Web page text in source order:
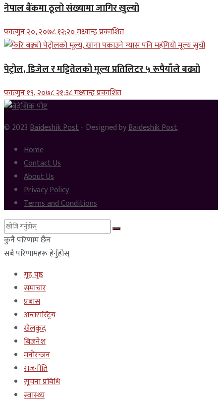
नेपाल बैंकमा ठूलो संख्यामा जागिर खुल्यो
फाल्गुन २०, २०७८ १२;२० मध्यान्ह प्रकाशित
पेट्रोल, डिजेल र मट्टितेलको मूल्य प्रतिलिटर ५ रूपैयाँले बढ्यो
फाल्गुन १९, २०७८ २१;३८ मध्यान्ह प्रकाशित
© 2023Baideshik Post- Designed byBaideshik Post.
Home
Contact Us
About Us
Privacy Policy
Terms and Conditions
कुनै परिणाम छैन
सबै परिणामहरू हेर्नुहोस्
गृह पृष्ठ
समाचार
प्रबास
अन्तरास्ट्रिय
खेलकुद
बिजनेश
मनोरन्जन
राजनीति
सूचना प्रबिधि
स्वास्थ्य